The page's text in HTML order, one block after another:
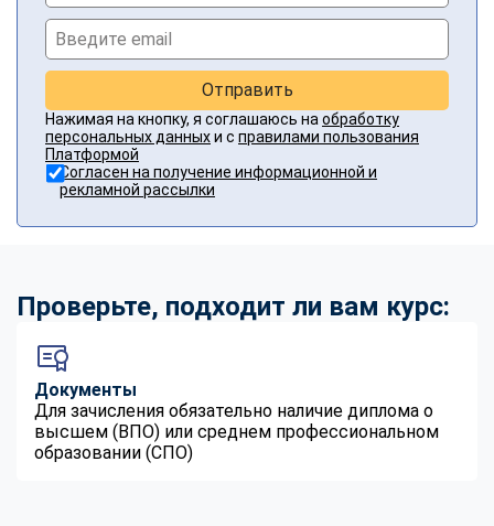
Отправить
Нажимая на кнопку, я соглашаюсь на обработку
персональных данныхи с правилами пользования
Платформой
Согласен на получение информационной и
рекламной рассылки
Проверьте, подходит ли вам курс:
Документы
Для зачисления обязательно наличие диплома о
высшем (ВПО) или среднем профессиональном
образовании (СПО)